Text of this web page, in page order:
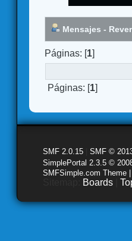
Mensajes -
Páginas: [1]
Páginas: [1]
SMF 2.0.15 SMF ©
SimplePortal 2.3.5 ©
SMFSimple.com Theme
Boards